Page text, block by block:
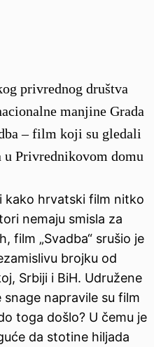
privrednog društva
manjine Grada
– film koji su gledali
u Privrednikovom domu
kako hrvatski film nitko
nemaju smisla za
film „Svadba“ srušio je
brojku od
Srbiji i BiH. Udružene
napravile su film
toga došlo? U čemu je
da stotine hiljada